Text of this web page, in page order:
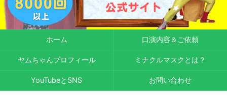
ホーム 口演内容＆ご依頼
ヤムちゃんプロフィール ミナクルマスクとは？
YouTubeとSNS お問い合わせ